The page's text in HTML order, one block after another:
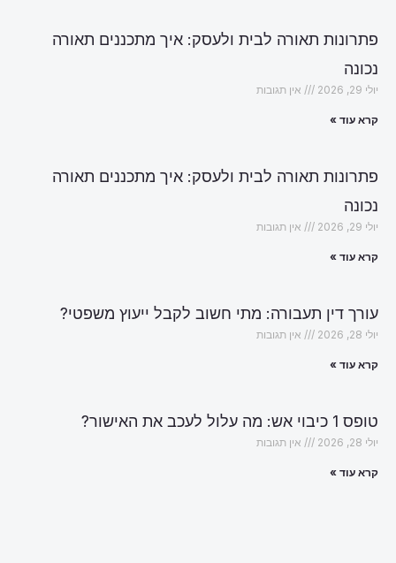
פתרונות תאורה לבית ולעסק: איך מתכננים תאורה
נכונה
יולי 29, 2026 אין תגובות
קרא עוד »
פתרונות תאורה לבית ולעסק: איך מתכננים תאורה
נכונה
יולי 29, 2026 אין תגובות
קרא עוד »
עורך דין תעבורה: מתי חשוב לקבל ייעוץ משפטי?
יולי 28, 2026 אין תגובות
קרא עוד »
טופס 1 כיבוי אש: מה עלול לעכב את האישור?
יולי 28, 2026 אין תגובות
קרא עוד »